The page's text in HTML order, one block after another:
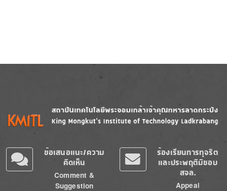
Image
ข้อเสนอแนะ/ความ
คิดเห็น
Comment &
Suggestion
ร้องเรียนการทุจริต
และประพฤติมิชอบ
สจล.
Appeal